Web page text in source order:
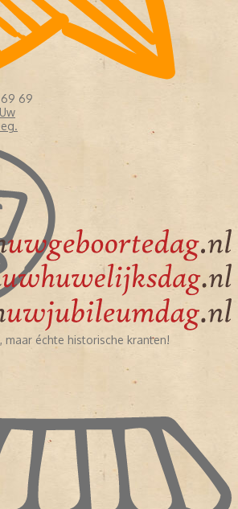
69 69
Uw
maar échte historische kranten!